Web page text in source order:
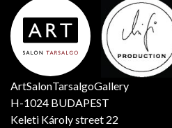
ArtSalonTarsalgoGallery
H-1024 BUDAPEST
Keleti Károly street 22